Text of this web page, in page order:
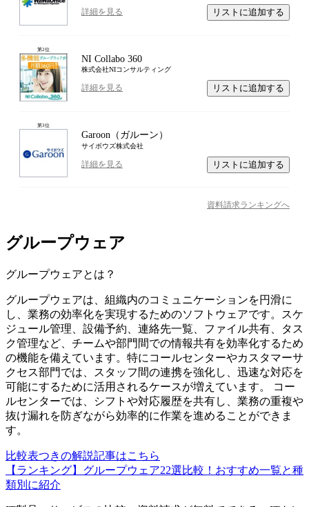
詳細を見る リストに追加する
第2位
NI Collabo 360
株式会社NIコンサルティング
詳細を見る リストに追加する
第3位
Garoon（ガルーン）
サイボウズ株式会社
詳細を見る リストに追加する
資料請求ランキングへ
グループウェア
グループウェアとは？
グループウェアは、組織内のコミュニケーションを円滑に
し、業務の効率化を実現するためのソフトウェアです。スケ
ジュール管理、設備予約、連絡先一覧、ファイル共有、タス
ク管理など、チームや部門間での情報共有を効率化するため
の機能を備えています。特にコールセンターやカスタマーサ
クセス部門では、スタッフ間の連携を強化し、迅速な対応を
可能にするために活用されるケースが増えています。 コー
ルセンターでは、シフトや対応履歴を共有し、業務の重複や
抜け漏れを防ぎながら効率的に作業を進めることができま
す。
比較表つきの解説記事はこちら
【ランキング】グループウェア22選比較！おすすめ一覧と種
類別に紹介